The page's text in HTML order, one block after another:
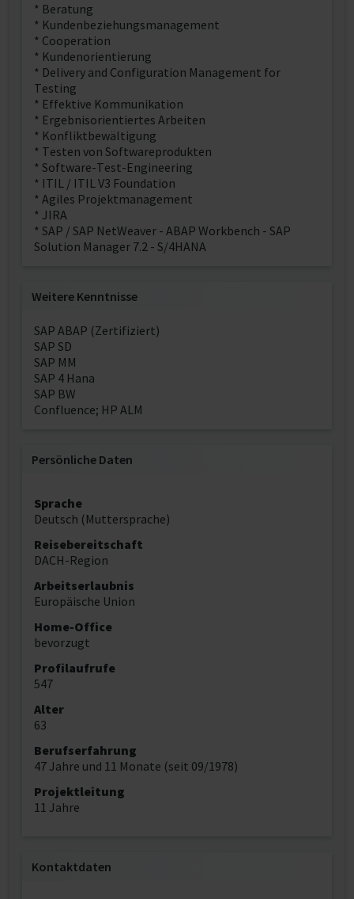
* Beratung
* Kundenbeziehungsmanagement
* Cooperation
* Kundenorientierung
* Delivery and Configuration Management for
Testing
* Effektive Kommunikation
* Ergebnisorientiertes Arbeiten
* Konfliktbewältigung
* Testen von Softwareprodukten
* Software-Test-Engineering
* ITIL / ITIL V3 Foundation
* Agiles Projektmanagement
* JIRA
* SAP / SAP NetWeaver - ABAP Workbench - SAP
Solution Manager 7.2 - S/4HANA
Weitere Kenntnisse
SAP ABAP (Zertifiziert)
SAP SD
SAP MM
SAP 4 Hana
SAP BW
Confluence; HP ALM
Persönliche Daten
Sprache
Deutsch (Muttersprache)
Reisebereitschaft
DACH-Region
Arbeitserlaubnis
Europäische Union
Home-Office
bevorzugt
Profilaufrufe
547
Alter
63
Berufserfahrung
47 Jahre und 11 Monate (seit 09/1978)
Projektleitung
11 Jahre
Kontaktdaten